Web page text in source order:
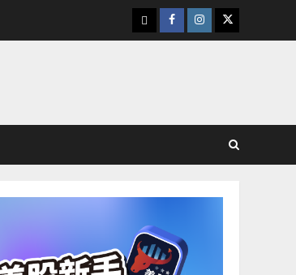
下
載
Facebook
Instagram
Twitter